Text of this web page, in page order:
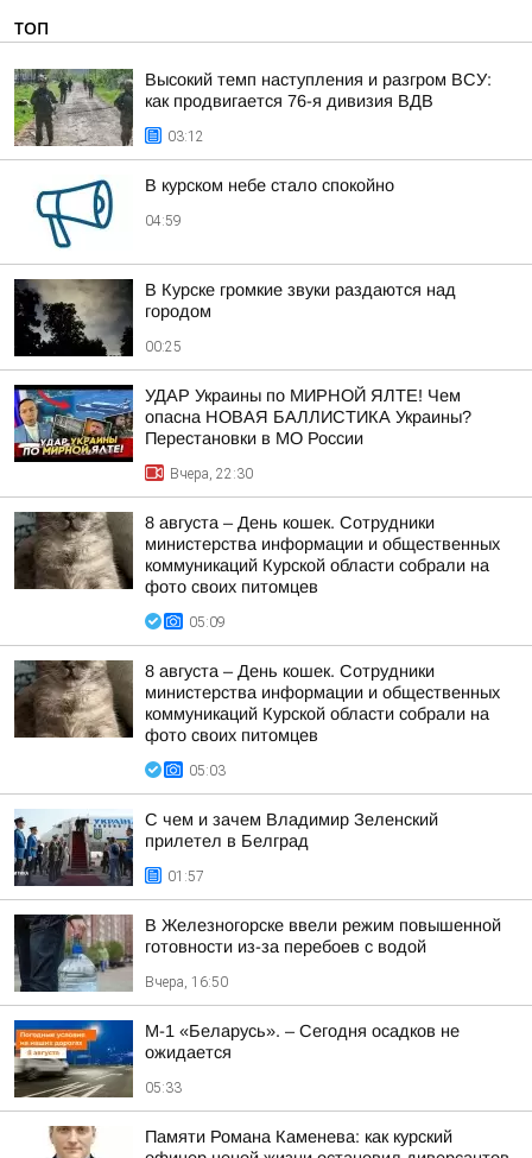
ТОП
Высокий темп наступления и разгром ВСУ:
как продвигается 76-я дивизия ВДВ
03:12
В курском небе стало спокойно
04:59
В Курске громкие звуки раздаются над
городом
00:25
УДАР Украины по МИРНОЙ ЯЛТЕ! Чем
опасна НОВАЯ БАЛЛИСТИКА Украины?
Перестановки в МО России
Вчера, 22:30
8 августа – День кошек. Сотрудники
министерства информации и общественных
коммуникаций Курской области собрали на
фото своих питомцев
05:09
8 августа – День кошек. Сотрудники
министерства информации и общественных
коммуникаций Курской области собрали на
фото своих питомцев
05:03
С чем и зачем Владимир Зеленский
прилетел в Белград
01:57
В Железногорске ввели режим повышенной
готовности из-за перебоев с водой
Вчера, 16:50
М-1 «Беларусь». – Сегодня осадков не
ожидается
05:33
Памяти Романа Каменева: как курский